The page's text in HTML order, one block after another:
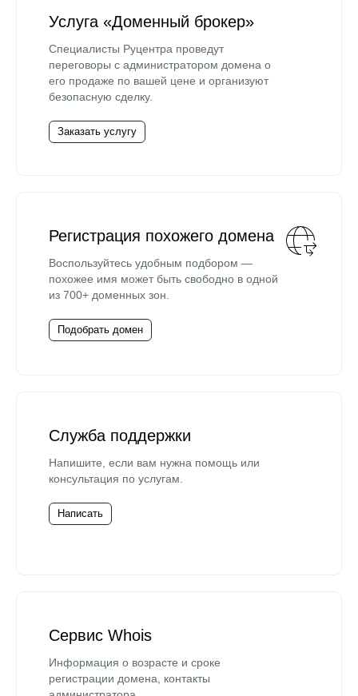
Услуга «Доменный брокер»
Специалисты Руцентра проведут
переговоры с администратором домена о
его продаже по вашей цене и организуют
безопасную сделку.
Заказать услугу
Регистрация похожего домена
Воспользуйтесь удобным подбором —
похожее имя может быть свободно в одной
из 700+ доменных зон.
Подобрать домен
Служба поддержки
Напишите, если вам нужна помощь или
консультация по услугам.
Написать
Сервис Whois
Информация о возрасте и сроке
регистрации домена, контакты